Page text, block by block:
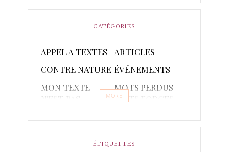
CATÉGORIES
APPEL A TEXTES
ARTICLES
CONTRE NATURE ÉVÉNEMENTS
MON TEXTE
N'EST PAS
MOTS PERDUS
MOTS FORGES
POÈMES
PONCTUAIRE
RAPSODIES ET
RÉCITS
MORE
ÉTIQUETTES